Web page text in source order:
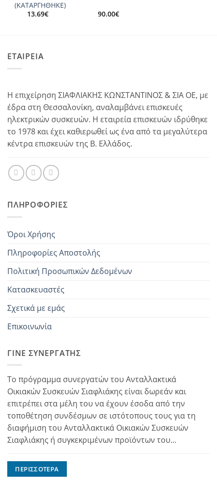
(ΚΑΤΑΡΓΗΘΗΚΕ)
13.69€ 90.00€
ΕΤΑΙΡΕΙΑ
Η επιχείρηση ΣΙΑΦΛΙΑΚΗΣ ΚΩΝΣΤΑΝΤΙΝΟΣ & ΣΙΑ ΟΕ, με
έδρα στη Θεσσαλονίκη, αναλαμβάνει επισκευές
ηλεκτρικών συσκευών. Η εταιρεία επισκευών ιδρύθηκε
το 1978 και έχει καθιερωθεί ως ένα από τα μεγαλύτερα
κέντρα επισκευών της Β. Ελλάδος.
ΠΛΗΡΟΦΟΡΊΕΣ
Όροι Χρήσης
Πληροφορίες Αποστολής
Πολιτική Προσωπικών Δεδομένων
Κατασκευαστές
Σχετικά με εμάς
Επικοινωνία
ΓΊΝΕ ΣΥΝΕΡΓΆΤΗΣ
Το πρόγραμμα συνεργατών του Ανταλλακτικά
Οικιακών Συσκευών Σιαφλιάκης είναι δωρεάν και
επιτρέπει στα μέλη του να έχουν έσοδα από την
τοποθέτηση συνδέσμων σε ιστότοπους τους για τη
διαφήμιση του Ανταλλακτικά Οικιακών Συσκευών
Σιαφλιάκης ή συγκεκριμένων προϊόντων του...
ΠΕΡΙΣΣΌΤΕΡΑ